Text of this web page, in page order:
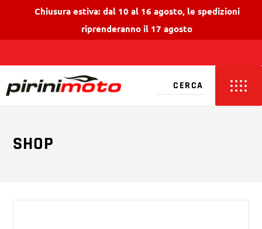
Chiusura estiva: dal 10 al 16 agosto, le spedizioni
riprenderanno il 17 agosto
SHOP